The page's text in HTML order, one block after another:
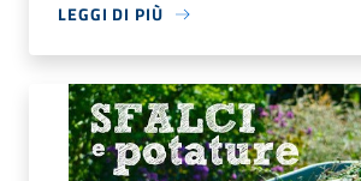
LEGGI DI PIÙ